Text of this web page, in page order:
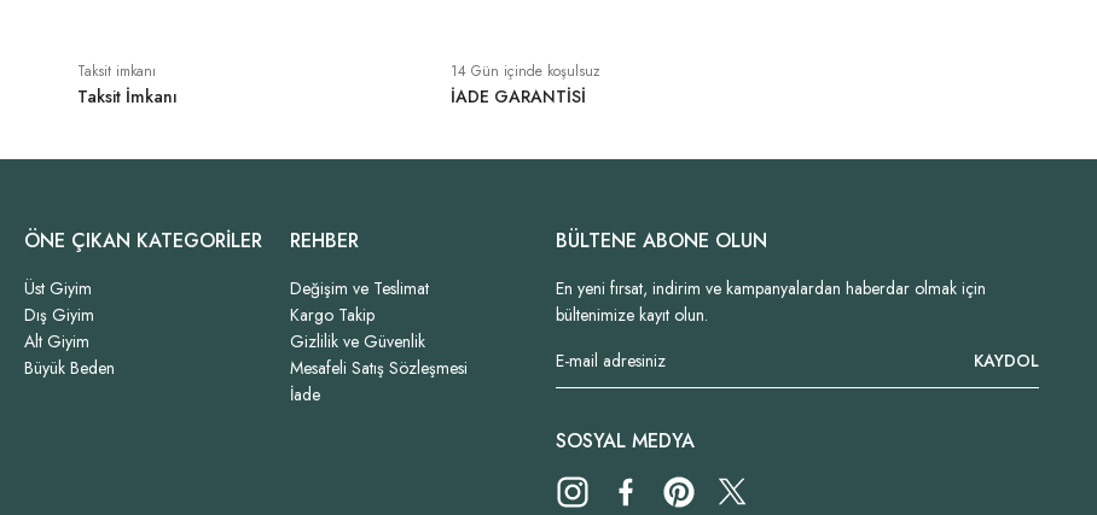
Taksit imkanı
Taksit İmkanı
14 Gün içinde koşulsuz
İADE GARANTİSİ
ÖNE ÇIKAN KATEGORİLER
Üst Giyim
Dış Giyim
Alt Giyim
Büyük Beden
REHBER
Değişim ve Teslimat
Kargo Takip
Gizlilik ve Güvenlik
Mesafeli Satış Sözleşmesi
İade
BÜLTENE ABONE OLUN
En yeni fırsat, indirim ve kampanyalardan haberdar olmak için
bültenimize kayıt olun.
KAYDOL
SOSYAL MEDYA